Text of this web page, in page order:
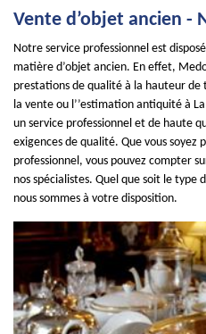
Vente d’objet ancien -
Notre service professionnel est
matière d’objet ancien. En effet,
prestations de qualité à la hauteur
la vente ou l’’estimation antiquité à
un service professionnel et de haute
exigences de qualité. Que vous
professionnel, vous pouvez compter
nos spécialistes. Quel que soit le type
nous sommes à votre disposition.